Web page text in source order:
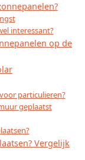
interessant?
op de
particulieren?
geplaatst
Vergelijk